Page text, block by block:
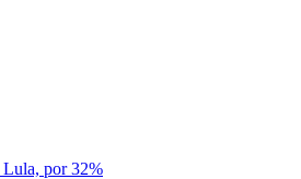
Lula, por 32%